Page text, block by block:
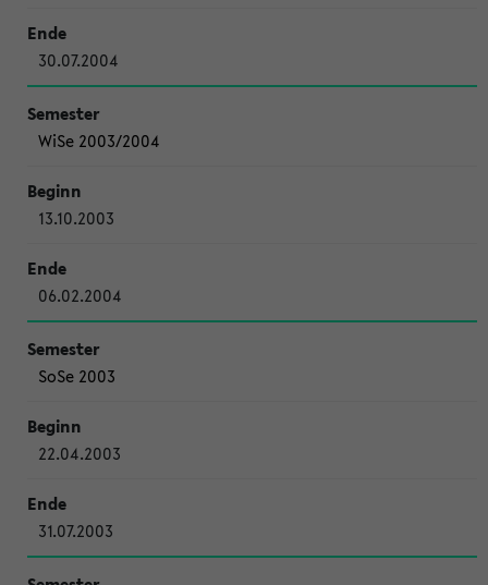
30.07.2004
WiSe 2003/2004
13.10.2003
06.02.2004
SoSe 2003
22.04.2003
31.07.2003